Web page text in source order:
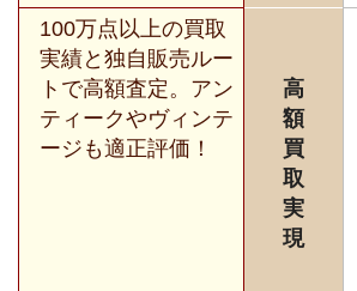
100万点以上の買取
実績と独自販売ルー
トで高額査定。アン
ティークやヴィンテ
ージも適正評価！
高
額
買
取
実
現